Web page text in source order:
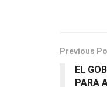
Previous
EL
PARA